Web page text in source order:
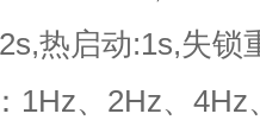
热启动:1s,失锁
1Hz、 2Hz、 4Hz